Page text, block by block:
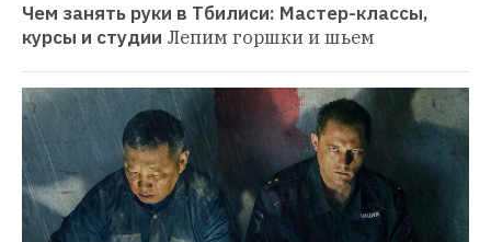
Чем занять руки в Тбилиси: Мастер-классы,
курсы и студии Лепим горшки и шьем